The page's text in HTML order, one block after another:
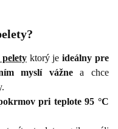
ktorý jeideálny pre
myslí vážnea chce
pri teplote 95 °C